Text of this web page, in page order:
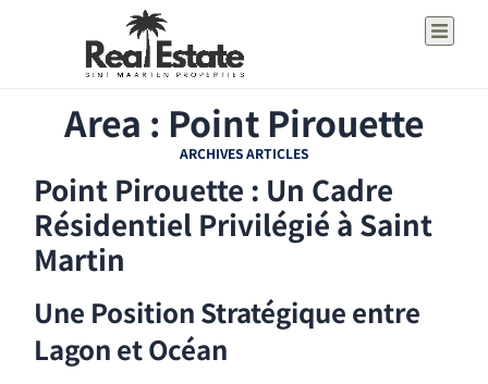
Area : Point Pirouette
ARCHIVES ARTICLES
Point Pirouette : Un Cadre
Résidentiel Privilégié à Saint
Martin
Une Position Stratégique entre
Lagon et Océan